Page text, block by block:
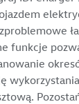
funkcje